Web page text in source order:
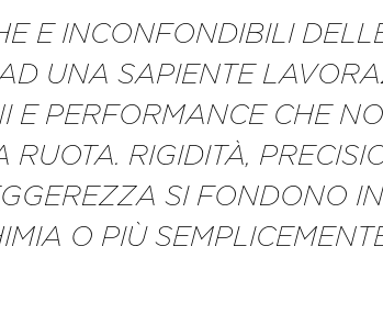
E INCONFONDIBILI
UNA SAPIENTE
E PERFORMANCE CHE
RUOTA. RIGIDITÀ,
SI FONDONO
O PIÙ